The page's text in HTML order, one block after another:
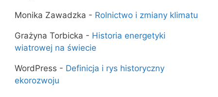
Monika Zawadzka - Rolnictwo i zmiany klimatu
Grażyna Torbicka - Historia energetyki
wiatrowej na świecie
WordPress - Definicja i rys historyczny
ekorozwoju